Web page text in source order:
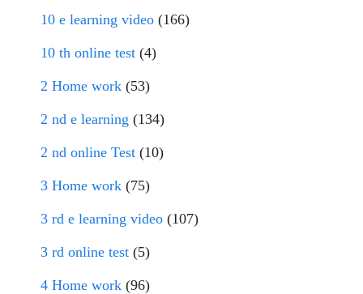
10 e learning video (166)
10 th online test (4)
2 Home work (53)
2 nd e learning (134)
2 nd online Test (10)
3 Home work (75)
3 rd e learning video (107)
3 rd online test (5)
4 Home work (96)